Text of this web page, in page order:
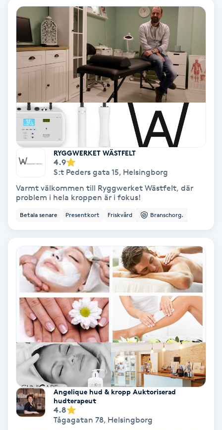
Ansiktsbehandling djuprengörande
Babylights
Bambumassage
Barber
Barnklippning
BIAB
Blowout
Bottenfärg
Brynformning
Brynfärgning
Brynplockning
Bröllopsuppsättning
Celluliter
RYGGWERKET WÄSTFELT
4.9
S:t Peders gata 15, Helsingborg
Varmt välkommen till Ryggwerket Wästfelt, där
problem i hela kroppen är i fokus!
Betala senare Presentkort Friskvård Branschorg.
Angelique hud & kropp Auktoriserad
hudterapeut
4.8
Tågagatan 78, Helsingborg